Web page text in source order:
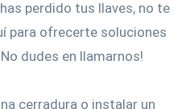
perdido tus llaves, no te
para ofrecerte soluciones
dudes en llamarnos!
cerradura o instalar un